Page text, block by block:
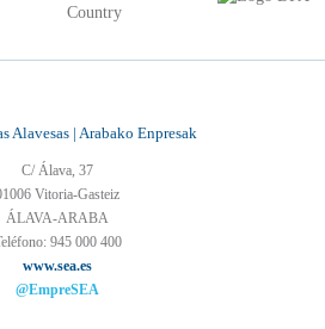
Alavesas | Arabako Enpresak
C/ Álava, 37
Vitoria-Gasteiz
ÁLAVA-ARABA
945 000 400
www.sea.es
@EmpreSEA